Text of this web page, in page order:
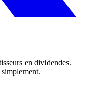
en dividendes.